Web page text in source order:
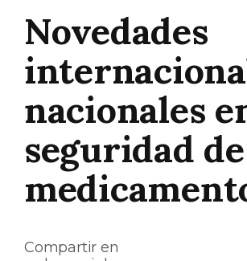
Nación
Novedades
nacionales
seguridad de
Compartir en